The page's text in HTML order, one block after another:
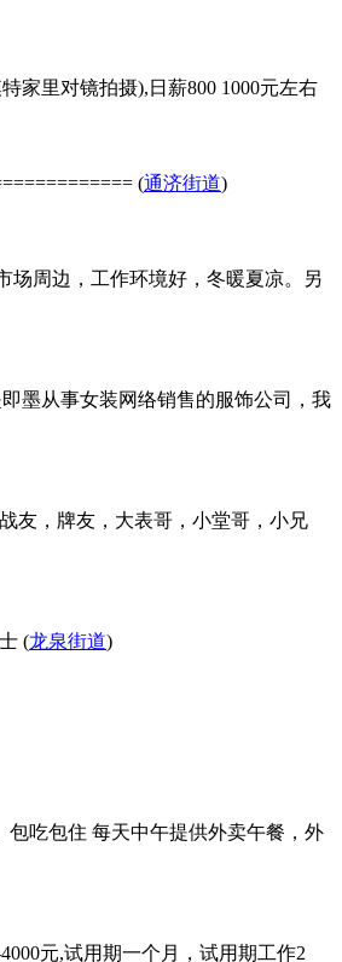
家里对镜拍摄),日薪800 1000元左右
(通济街道)
场周边，工作环境好，冬暖夏凉。另
墨从事女装网络销售的服饰公司，我
友，牌友，大表哥，小堂哥，小兄
(龙泉街道)
吃包住 每天中午提供外卖午餐，外
元,试用期一个月，试用期工作2